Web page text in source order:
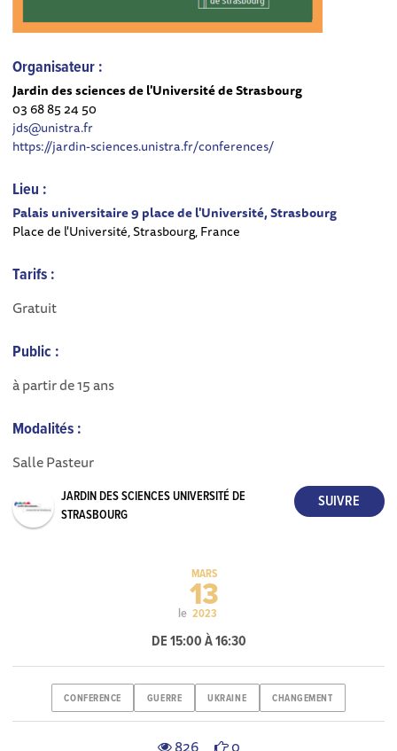
Organisateur :
Jardin des sciences de l'Université de Strasbourg
03 68 85 24 50
jds@unistra.fr
https://jardin-sciences.unistra.fr/conferences/
Lieu :
Palais universitaire 9 place de l'Université, Strasbourg
Place de l'Université, Strasbourg, France
Tarifs :
Gratuit
Public :
à partir de 15 ans
Modalités :
Salle Pasteur
JARDIN DES SCIENCES UNIVERSITÉ DE
STRASBOURG
le
MARS
13
2023
DE 15:00 À 16:30
CONFERENCE GUERRE UKRAINE CHANGEMENT